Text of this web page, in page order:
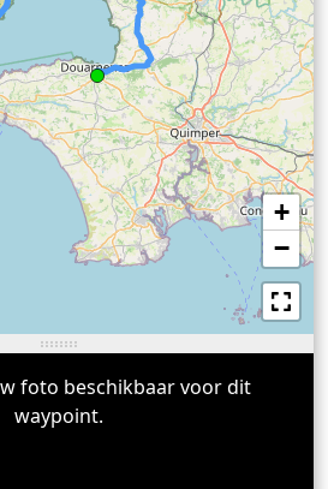
+
−
foto beschikbaar voor dit
waypoint.